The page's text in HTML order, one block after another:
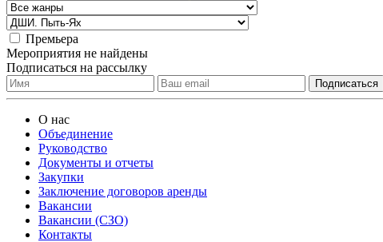
Премьера
Мероприятия не найдены
Подписаться на рассылку
О нас
Объединение
Руководство
Документы и отчеты
Закупки
Заключение договоров аренды
Вакансии
Вакансии (СЗО)
Контакты